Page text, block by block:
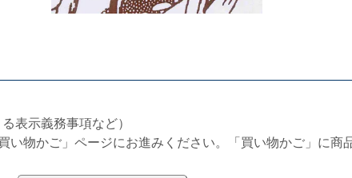
表示義務事項など）
い物かご」ページにお進みください。「買い物かご」に